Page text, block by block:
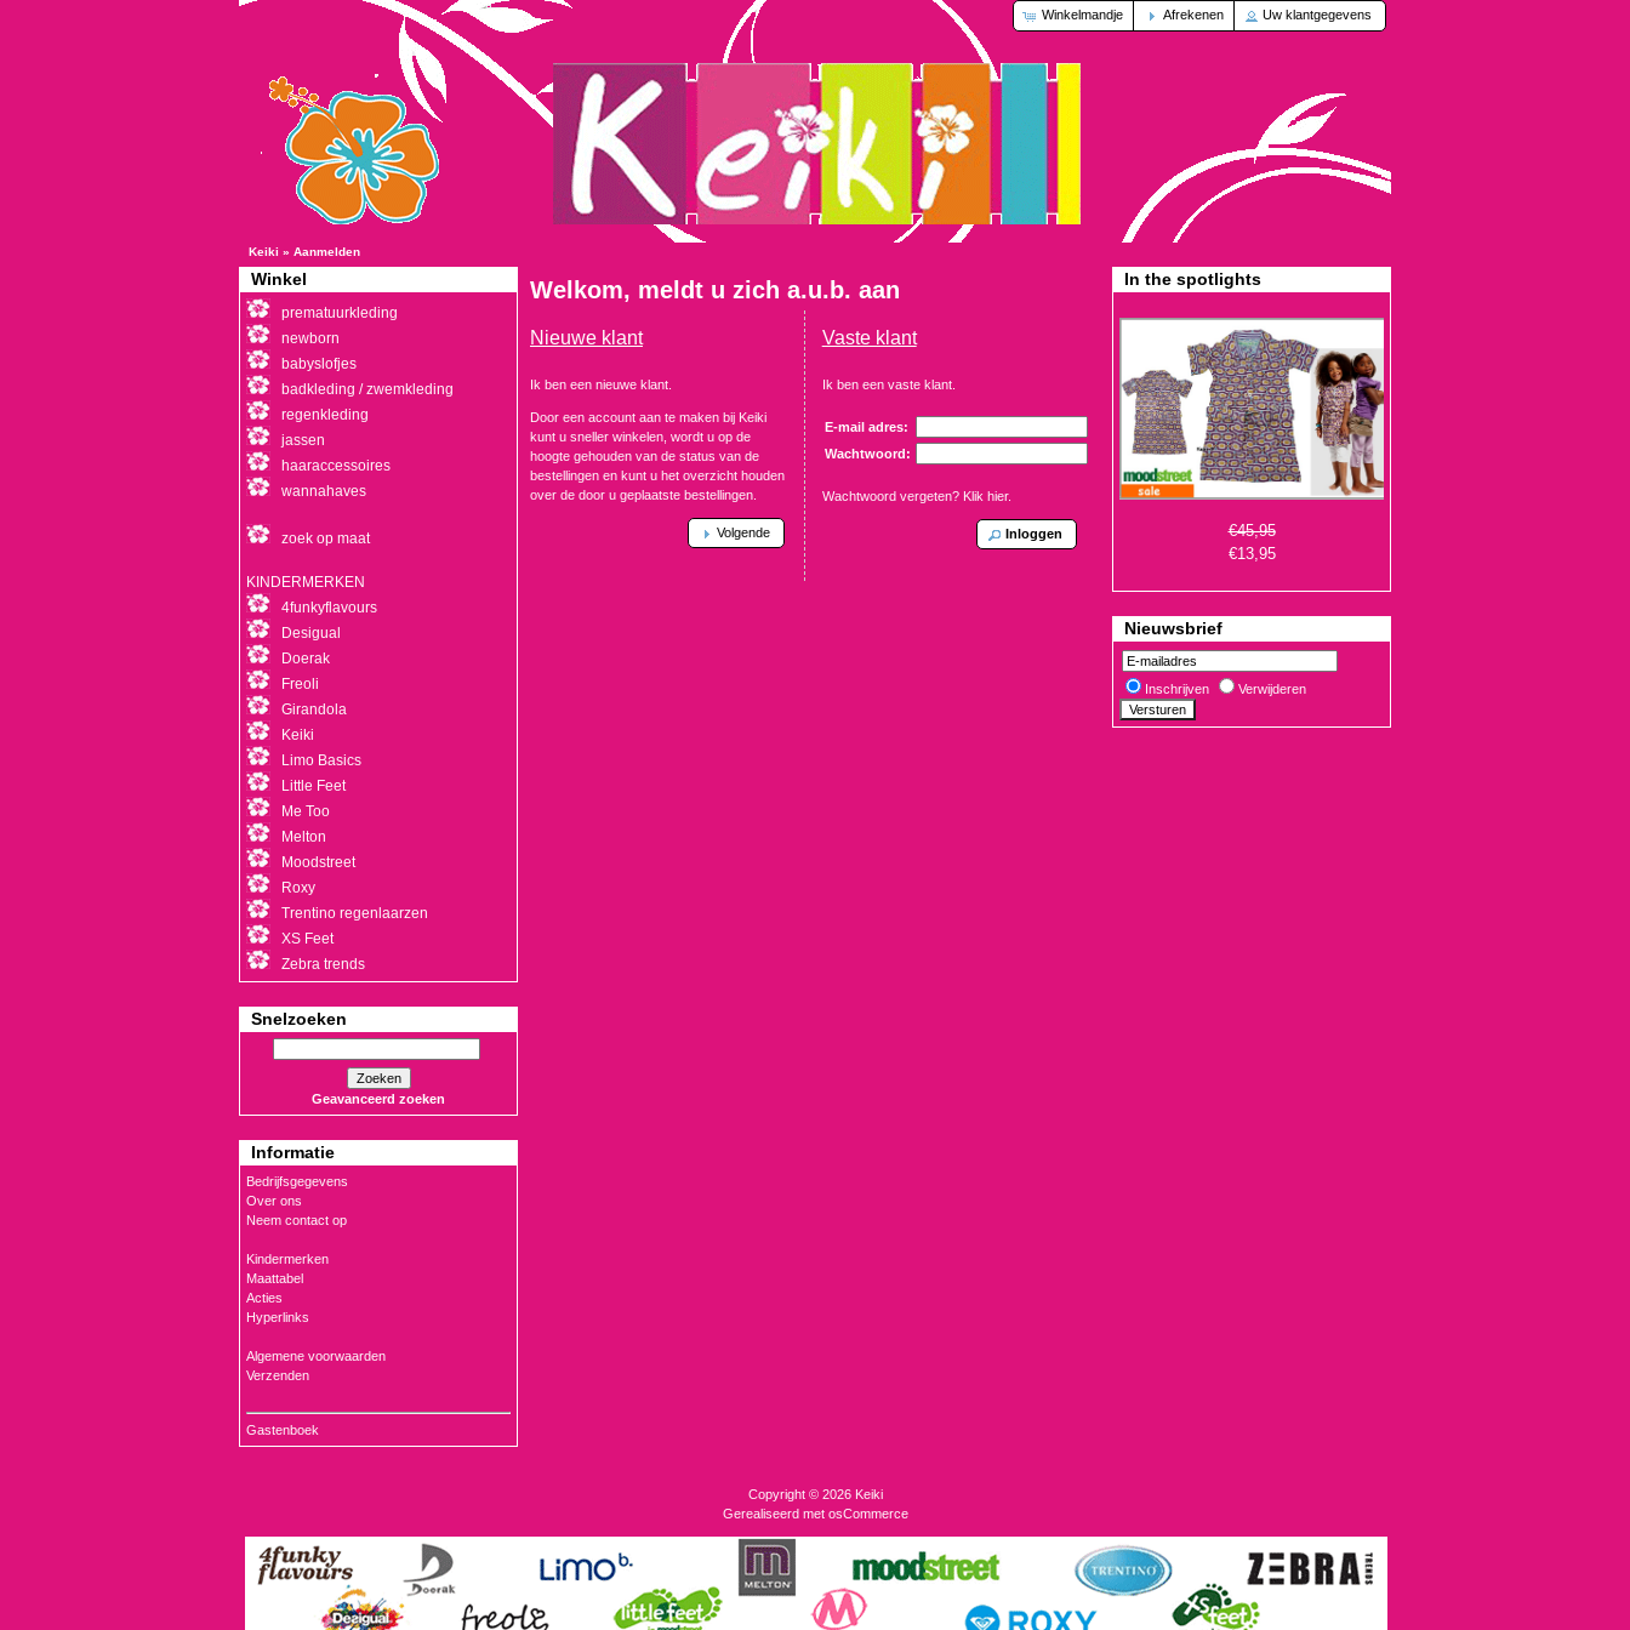
Winkelmandje Afrekenen Uw klantgegevens
Keiki » Aanmelden
Welkom, meldt u zich a.u.b. aan
Nieuwe klant
Ik ben een nieuwe klant.
Door een account aan te maken bij Keiki
kunt u sneller winkelen, wordt u op de
hoogte gehouden van de status van de
bestellingen en kunt u het overzicht houden
over de door u geplaatste bestellingen.
Volgende
Vaste klant
Ik ben een vaste klant.
E-mail adres:
Wachtwoord:
Wachtwoord vergeten? Klik hier.
Inloggen
Winkel
prematuurkleding
newborn
babyslofjes
badkleding / zwemkleding
regenkleding
jassen
haaraccessoires
wannahaves
zoek op maat
KINDERMERKEN
4funkyflavours
Desigual
Doerak
Freoli
Girandola
Keiki
Limo Basics
Little Feet
Me Too
Melton
Moodstreet
Roxy
Trentino regenlaarzen
XS Feet
Zebra trends
Snelzoeken
Zoeken
Geavanceerd zoeken
Informatie
Bedrijfsgegevens
Over ons
Neem contact op
Kindermerken
Maattabel
Acties
Hyperlinks
Algemene voorwaarden
Verzenden
Gastenboek
In the spotlights
€13,95
Nieuwsbrief
Inschrijven Verwijderen
Copyright © 2026 Keiki
Gerealiseerd met osCommerce